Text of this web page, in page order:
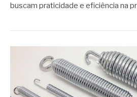
buscam praticidade e eficiência na